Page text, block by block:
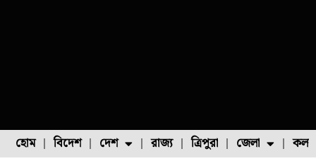
হোম বিদেশ দেশ রাজ্য ত্রিপুরা জেলা